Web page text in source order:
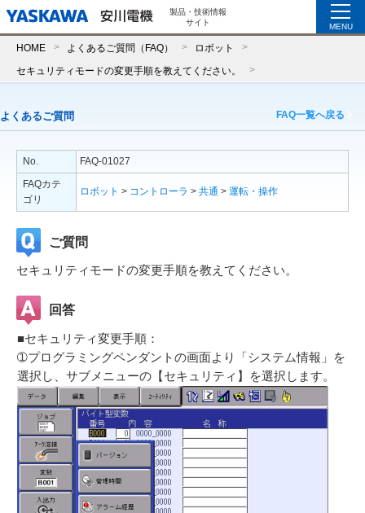
製品・技術情報
サイト
MENU
HOME よくあるご質問（FAQ） ロボット
セキュリティモードの変更手順を教えてください。
よくあるご質問 FAQ一覧へ戻る
No.
FAQ-01027
FAQカテ
ゴリ
ロボット > コントローラ > 共通 > 運転・操作
ご質問
セキュリティモードの変更手順を教えてください。
回答
■セキュリティ変更手順：
➀プログラミングペンダントの画面より「システム情報」を
選択し、サブメニューの【セキュリティ】を選択します。